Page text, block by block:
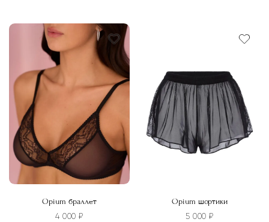
Opium браллет
4 000₽
Opium шортики
5 000₽